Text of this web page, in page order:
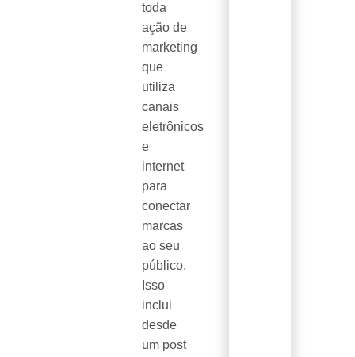
toda
ação de
marketing
que
utiliza
canais
eletrônicos
e
internet
para
conectar
marcas
ao seu
público.
Isso
inclui
desde
um post